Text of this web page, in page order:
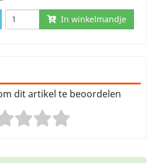
In winkelmandje
dit artikel te beoordelen